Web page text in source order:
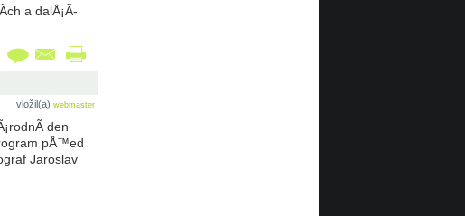
a dalÅ¡Ã­
vložil(a) webmaster
den
pÅ™ed
Jaroslav